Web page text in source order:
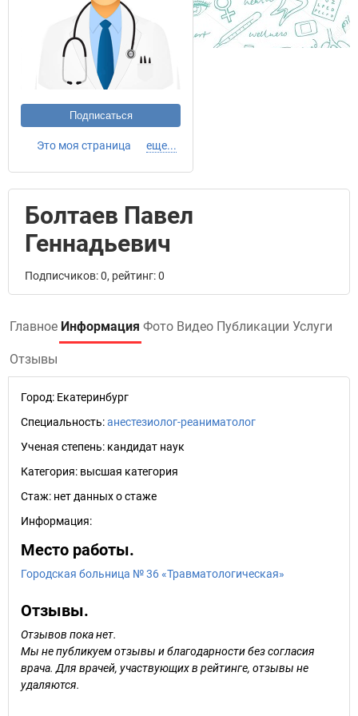
Подписаться
Это моя страница еще...
Болтаев Павел
Геннадьевич
Подписчиков: 0, рейтинг: 0
Главное Информация Фото Видео Публикации Услуги
Отзывы
Город: Екатеринбург
Специальность:анестезиолог-реаниматолог
Ученая степень: кандидат наук
Категория: высшая категория
Стаж: нет данных о стаже
Информация:
Место работы.
Городская больница № 36 «Травматологическая»
Отзывы.
Отзывов пока нет.
Мы не публикуем отзывы и благодарности без согласия
врача. Для врачей, участвующих в рейтинге, отзывы не
удаляются.